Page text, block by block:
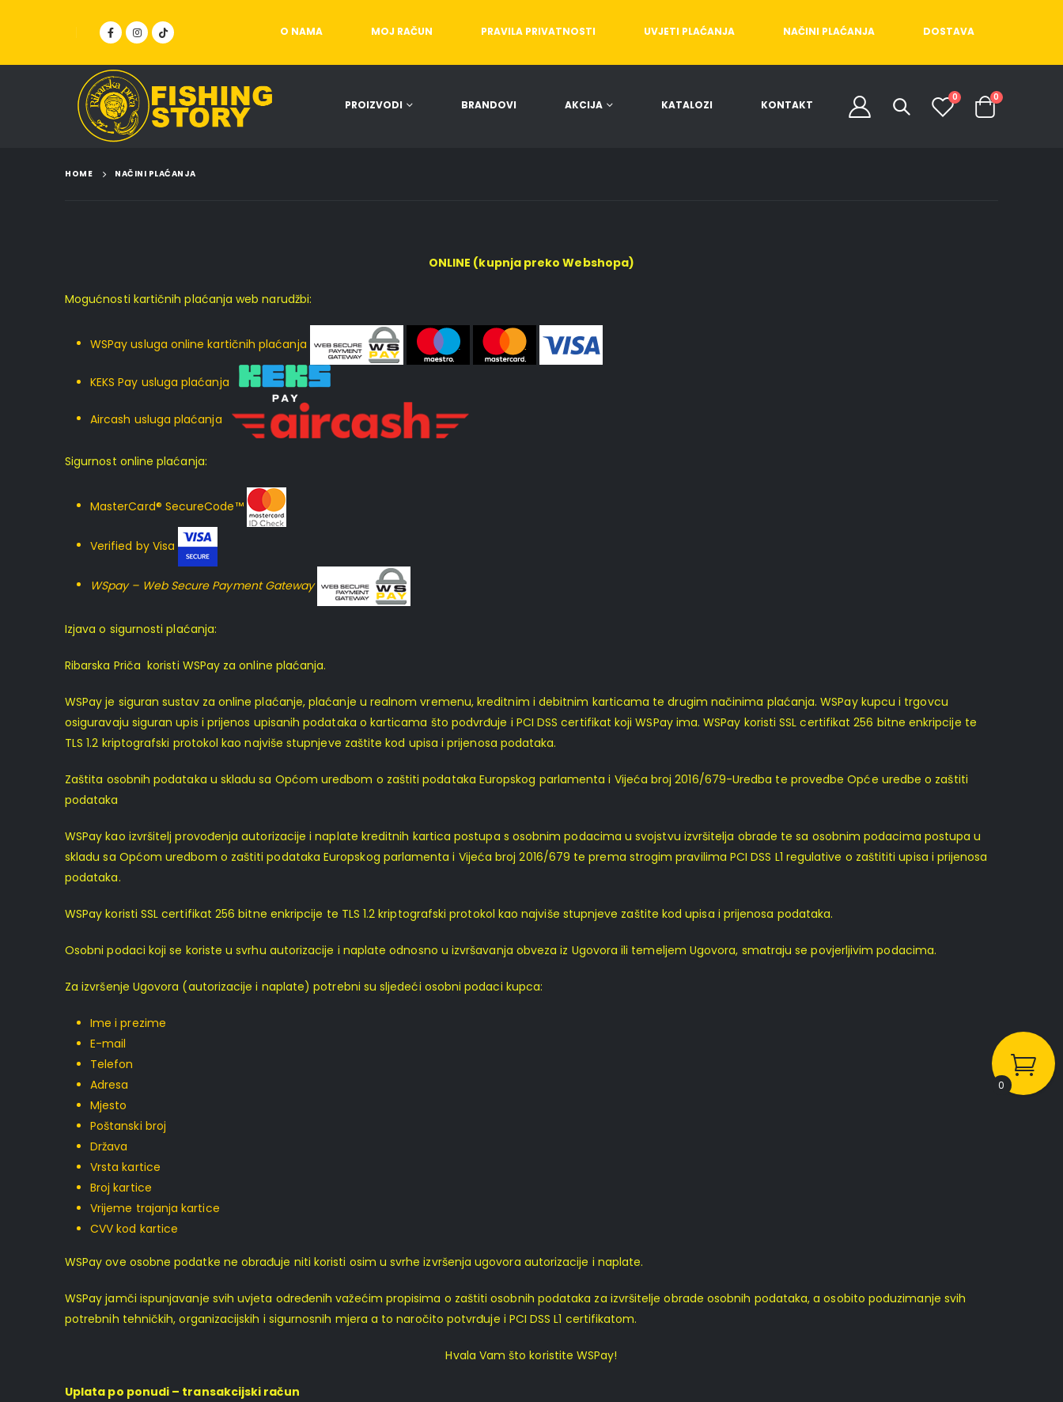
O NAMA MOJ RAČUN PRAVILA PRIVATNOSTI UVJETI PLAĆANJA NAČINI PLAĆANJA DOSTAVA
PROIZVODI BRANDOVI AKCIJA KATALOZI KONTAKT
0 0
HOME NAČINI PLAĆANJA
ONLINE (kupnja preko Webshopa)
Mogućnosti kartičnih plaćanja web narudžbi:
WSPay usluga online kartičnih plaćanja
KEKS Pay usluga plaćanja
Aircash usluga plaćanja
Sigurnost online plaćanja:
MasterCard® SecureCode™
Verified by Visa
WSpay – Web Secure Payment Gateway
Izjava o sigurnosti plaćanja:
Ribarska Priča koristi WSPay za online plaćanja.
WSPay je siguran sustav za online plaćanje, plaćanje u realnom vremenu, kreditnim i debitnim karticama te drugim načinima plaćanja. WSPay kupcu i trgovcu
osiguravaju siguran upis i prijenos upisanih podataka o karticama što podvrđuje i PCI DSS certifikat koji WSPay ima. WSPay koristi SSL certifikat 256 bitne enkripcije te
TLS 1.2 kriptografski protokol kao najviše stupnjeve zaštite kod upisa i prijenosa podataka.
Zaštita osobnih podataka u skladu sa Općom uredbom o zaštiti podataka Europskog parlamenta i Vijeća broj 2016/679-Uredba te provedbe Opće uredbe o zaštiti
podataka
WSPay kao izvršitelj provođenja autorizacije i naplate kreditnih kartica postupa s osobnim podacima u svojstvu izvršitelja obrade te sa osobnim podacima postupa u
skladu sa Općom uredbom o zaštiti podataka Europskog parlamenta i Vijeća broj 2016/679 te prema strogim pravilima PCI DSS L1 regulative o zaštititi upisa i prijenosa
podataka.
WSPay koristi SSL certifikat 256 bitne enkripcije te TLS 1.2 kriptografski protokol kao najviše stupnjeve zaštite kod upisa i prijenosa podataka.
Osobni podaci koji se koriste u svrhu autorizacije i naplate odnosno u izvršavanja obveza iz Ugovora ili temeljem Ugovora, smatraju se povjerljivim podacima.
Za izvršenje Ugovora (autorizacije i naplate) potrebni su sljedeći osobni podaci kupca:
Ime i prezime
E-mail
Telefon
Adresa
Mjesto
Poštanski broj
Država
Vrsta kartice
Broj kartice
Vrijeme trajanja kartice
CVV kod kartice
WSPay ove osobne podatke ne obrađuje niti koristi osim u svrhe izvršenja ugovora autorizacije i naplate.
WSPay jamči ispunjavanje svih uvjeta određenih važećim propisima o zaštiti osobnih podataka za izvršitelje obrade osobnih podataka, a osobito poduzimanje svih
potrebnih tehničkih, organizacijskih i sigurnosnih mjera a to naročito potvrđuje i PCI DSS L1 certifikatom.
Hvala Vam što koristite WSPay!
Uplata po ponudi – transakcijski račun
0